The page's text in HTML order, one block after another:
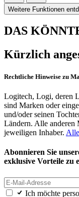
Weitere Funktionen
DAS
Kürzlich
Rechtliche Hinweise zu
Logitech, Logi, deren
sind Marken oder
und/oder seinen
Ländern. Alle anderen
jeweiligen Inhaber.
Abonnieren Sie
exklusive Vorteile zu
Ich möchte